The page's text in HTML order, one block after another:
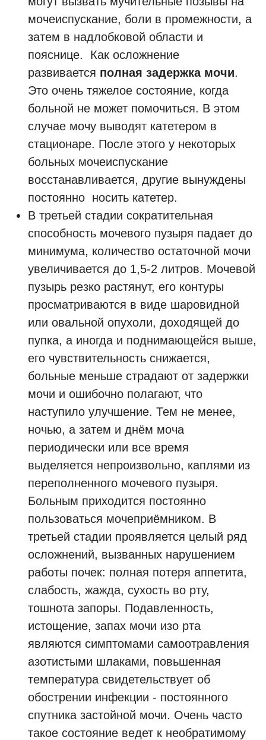
мочеиспускание, боли в промежности, а
затем в надлобковой области и
пояснице. Как осложнение
развивается полная задержка мочи.
Это очень тяжелое состояние, когда
больной не может помочиться. В этом
случае мочу выводят катетером в
стационаре. После этого у некоторых
больных мочеиспускание
восстанавливается, другие вынуждены
постоянно носить катетер.
В третьей стадии сократительная
способность мочевого пузыря падает до
минимума, количество остаточной мочи
увеличивается до 1,5-2 литров. Мочевой
пузырь резко растянут, его контуры
просматриваются в виде шаровидной
или овальной опухоли, доходящей до
пупка, а иногда и поднимающейся выше,
его чувствительность снижается,
больные меньше страдают от задержки
мочи и ошибочно полагают, что
наступило улучшение. Тем не менее,
ночью, а затем и днём моча
периодически или все время
выделяется непроизвольно, каплями из
переполненного мочевого пузыря.
Больным приходится постоянно
пользоваться мочеприёмником. В
третьей стадии проявляется целый ряд
осложнений, вызванных нарушением
работы почек: полная потеря аппетита,
слабость, жажда, сухость во рту,
тошнота запоры. Подавленность,
истощение, запах мочи изо рта
являются симптомами самоотравления
азотистыми шлаками, повьшенная
температура свидетельствует об
обострении инфекции - постоянного
спутника застойной мочи. Очень часто
такое состояние ведет к необратимому